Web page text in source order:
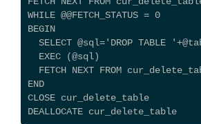
WHILE @@FETCH_STATUS = 0
BEGIN
SELECT @sql='DROP TABLE
EXEC (@sql)
FETCH NEXT FROM
END
CLOSE cur_delete_table
DEALLOCATE cur_delete_table